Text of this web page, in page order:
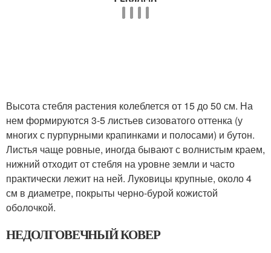
Высота стебля растения колеблется от 15 до 50 см. На
нем формируются 3-5 листьев сизоватого оттенка (у
многих с пурпурными крапинками и полосами) и бутон.
Листья чаще ровные, иногда бывают с волнистым краем,
нижний отходит от стебля на уровне земли и часто
практически лежит на ней. Луковицы крупные, около 4
см в диаметре, покрыты черно-бурой кожистой
оболочкой.
НЕДОЛГОВЕЧНЫЙ КОВЕР